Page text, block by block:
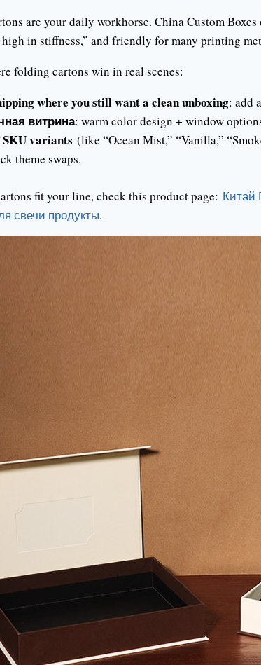
are your daily workhorse. China Custom Boxes
in stiffness,” and friendly for many printing
folding cartons win in real scenes:
where you still want a clean unboxing: add
витрина: warm color design + window
variants (like “Ocean Mist,” “Vanilla,”
theme swaps.
fit your line, check this product page: Китай
свечи продукты.